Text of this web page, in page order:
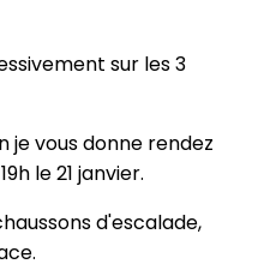
sur les 3
je vous donne rendez
le 21 janvier.
d'escalade,